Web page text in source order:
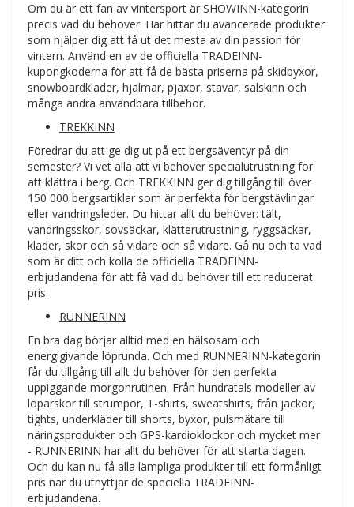
Om du är ett fan av vintersport är SHOWINN-kategorin
precis vad du behöver. Här hittar du avancerade produkter
som hjälper dig att få ut det mesta av din passion för
vintern. Använd en av de officiella TRADEINN-
kupongkoderna för att få de bästa priserna på skidbyxor,
snowboardkläder, hjälmar, pjäxor, stavar, sälskinn och
många andra användbara tillbehör.
TREKKINN
Föredrar du att ge dig ut på ett bergsäventyr på din
semester? Vi vet alla att vi behöver specialutrustning för
att klättra i berg. Och TREKKINN ger dig tillgång till över
150 000 bergsartiklar som är perfekta för bergstävlingar
eller vandringsleder. Du hittar allt du behöver: tält,
vandringsskor, sovsäckar, klätterutrustning, ryggsäckar,
kläder, skor och så vidare och så vidare. Gå nu och ta vad
som är ditt och kolla de officiella TRADEINN-
erbjudandena för att få vad du behöver till ett reducerat
pris.
RUNNERINN
En bra dag börjar alltid med en hälsosam och
energigivande löprunda. Och med RUNNERINN-kategorin
får du tillgång till allt du behöver för den perfekta
uppiggande morgonrutinen. Från hundratals modeller av
löparskor till strumpor, T-shirts, sweatshirts, från jackor,
tights, underkläder till shorts, byxor, pulsmätare till
näringsprodukter och GPS-kardioklockor och mycket mer
- RUNNERINN har allt du behöver för att starta dagen.
Och du kan nu få alla lämpliga produkter till ett förmånligt
pris när du utnyttjar de speciella TRADEINN-
erbjudandena.